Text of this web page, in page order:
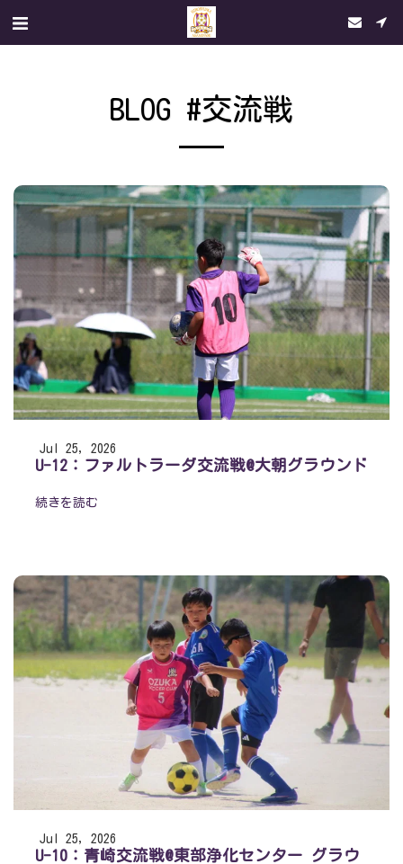
BLOG #交流戦
Jul 25, 2026
U-12：ファルトラーダ交流戦@大朝グラウンド
続きを読む
Jul 25, 2026
U-10：青崎交流戦@東部浄化センター グラウ